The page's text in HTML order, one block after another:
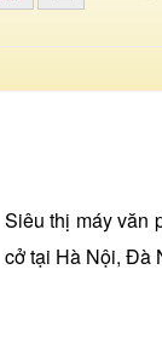
Siêu thị máy văn
cở tại Hà Nội, Đà